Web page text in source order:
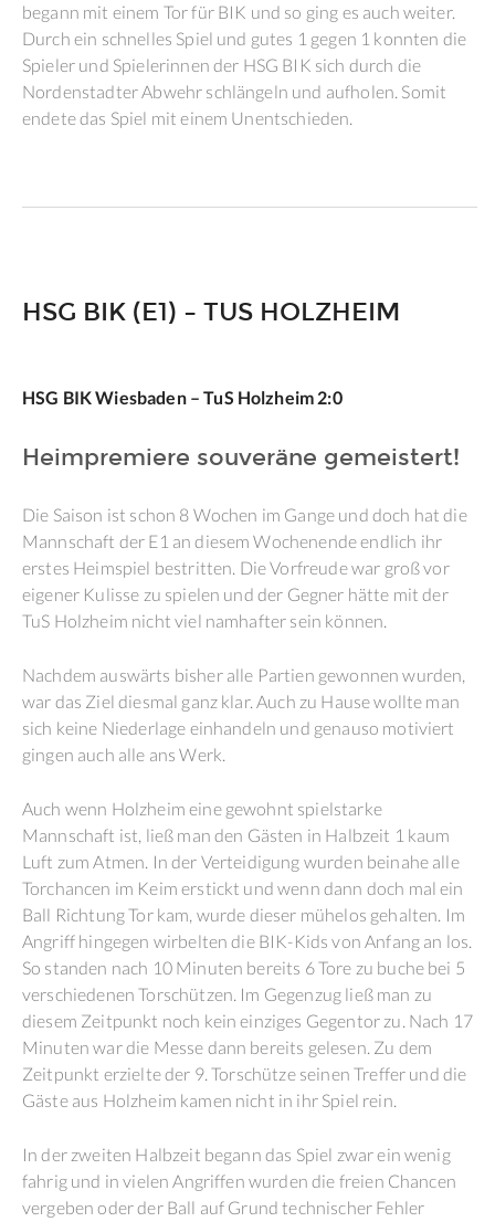
begann mit einem Tor für BIK und so ging es auch weiter.
Durch ein schnelles Spiel und gutes 1 gegen 1 konnten die
Spieler und Spielerinnen der HSG BIK sich durch die
Nordenstadter Abwehr schlängeln und aufholen. Somit
endete das Spiel mit einem Unentschieden.
HSG BIK (E1) – TUS HOLZHEIM
HSG BIK Wiesbaden – TuS Holzheim 2:0
Heimpremiere souveräne gemeistert!
Die Saison ist schon 8 Wochen im Gange und doch hat die
Mannschaft der E1 an diesem Wochenende endlich ihr
erstes Heimspiel bestritten. Die Vorfreude war groß vor
eigener Kulisse zu spielen und der Gegner hätte mit der
TuS Holzheim nicht viel namhafter sein können.
Nachdem auswärts bisher alle Partien gewonnen wurden,
war das Ziel diesmal ganz klar. Auch zu Hause wollte man
sich keine Niederlage einhandeln und genauso motiviert
gingen auch alle ans Werk.
Auch wenn Holzheim eine gewohnt spielstarke
Mannschaft ist, ließ man den Gästen in Halbzeit 1 kaum
Luft zum Atmen. In der Verteidigung wurden beinahe alle
Torchancen im Keim erstickt und wenn dann doch mal ein
Ball Richtung Tor kam, wurde dieser mühelos gehalten. Im
Angriff hingegen wirbelten die BIK-Kids von Anfang an los.
So standen nach 10 Minuten bereits 6 Tore zu buche bei 5
verschiedenen Torschützen. Im Gegenzug ließ man zu
diesem Zeitpunkt noch kein einziges Gegentor zu. Nach 17
Minuten war die Messe dann bereits gelesen. Zu dem
Zeitpunkt erzielte der 9. Torschütze seinen Treffer und die
Gäste aus Holzheim kamen nicht in ihr Spiel rein.
In der zweiten Halbzeit begann das Spiel zwar ein wenig
fahrig und in vielen Angriffen wurden die freien Chancen
vergeben oder der Ball auf Grund technischer Fehler